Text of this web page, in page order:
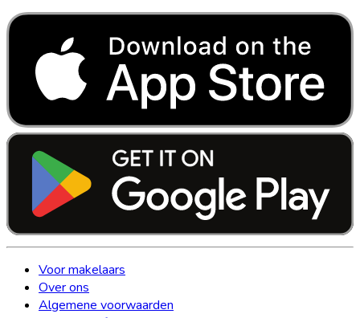
Voor makelaars
Over ons
Algemene voorwaarden